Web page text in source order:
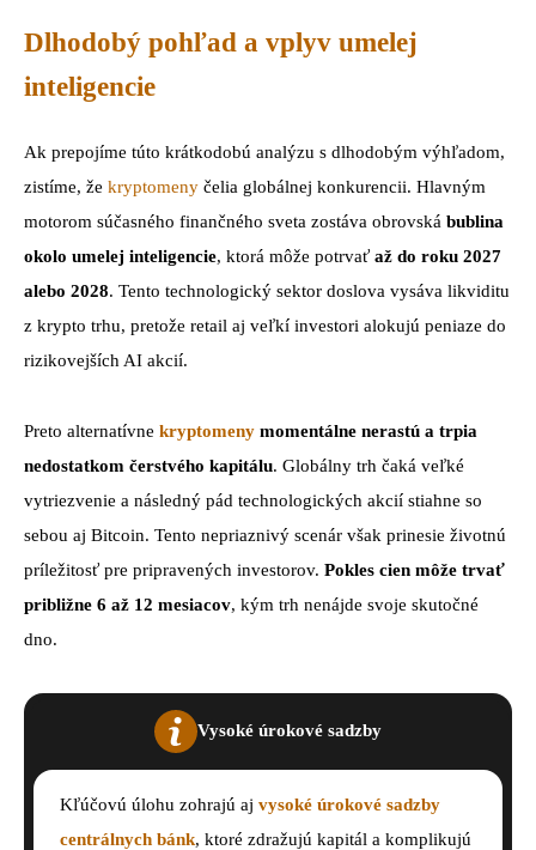
Dlhodobý pohľad a vplyv umelej
inteligencie
Ak prepojíme túto krátkodobú analýzu s dlhodobým výhľadom,
zistíme, že kryptomeny čelia globálnej konkurencii. Hlavným
motorom súčasného finančného sveta zostáva obrovská bublina
okolo umelej inteligencie, ktorá môže potrvať až do roku 2027
alebo 2028. Tento technologický sektor doslova vysáva likviditu
z krypto trhu, pretože retail aj veľkí investori alokujú peniaze do
rizikovejších AI akcií.
Preto alternatívne kryptomeny momentálne nerastú a trpia
nedostatkom čerstvého kapitálu. Globálny trh čaká veľké
vytriezvenie a následný pád technologických akcií stiahne so
sebou aj Bitcoin. Tento nepriaznivý scenár však prinesie životnú
príležitosť pre pripravených investorov. Pokles cien môže trvať
približne 6 až 12 mesiacov, kým trh nenájde svoje skutočné
dno.
Vysoké úrokové sadzby
Kľúčovú úlohu zohrajú aj vysoké úrokové sadzby
centrálnych bánk, ktoré zdražujú kapitál a komplikujú